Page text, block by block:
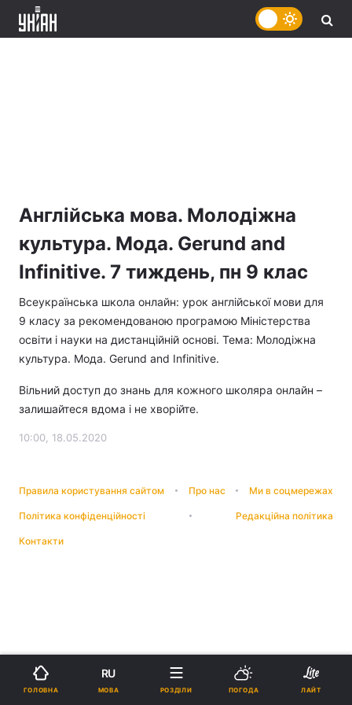
Англійська мова. Молодіжна
культура. Мода. Gerund and
Infinitive. 7 тиждень, пн 9 клас
Всеукраїнська школа онлайн: урок англійської мови для
9 класу за рекомендованою програмою Міністерства
освіти і науки на дистанційній основі. Тема: Молодіжна
культура. Мода. Gerund and Infinitive.
Вільний доступ до знань для кожного школяра онлайн –
залишайтеся вдома і не хворійте.
10:00, 18.05.2020
Правила користування сайтом Про нас Ми в соцмережах
Політика конфіденційності Редакційна політика
Контакти
ГОЛОВНА
RU
МОВА РОЗДІЛИ ПОГОДА ЛАЙТ